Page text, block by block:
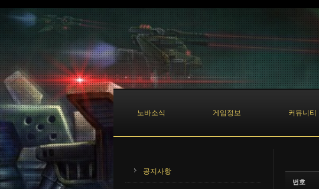
노바소식 게임정보 커뮤니티
공지사항
번호
Sketchbook5, 스케치북5
Sketchbook5, 스케치북5